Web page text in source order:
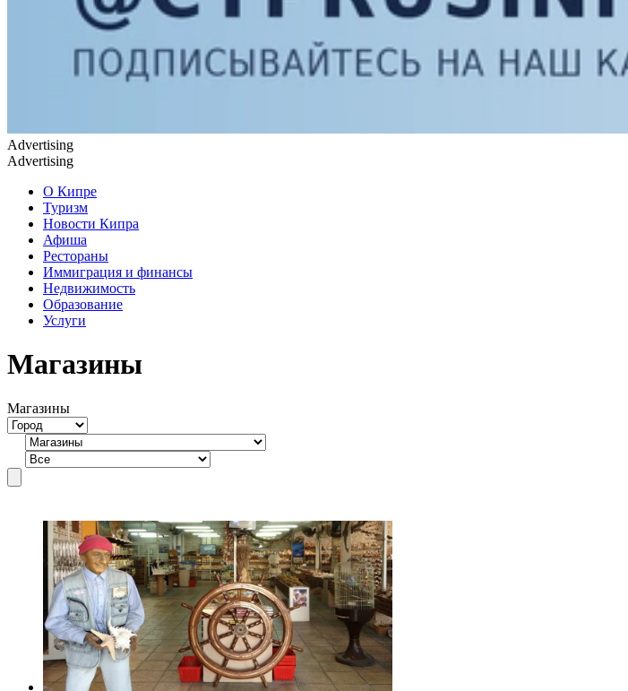
Advertising
Advertising
О Кипре
Туризм
Новости Кипра
Афиша
Рестораны
Иммиграция и финансы
Недвижимость
Образование
Услуги
Магазины
Магазины